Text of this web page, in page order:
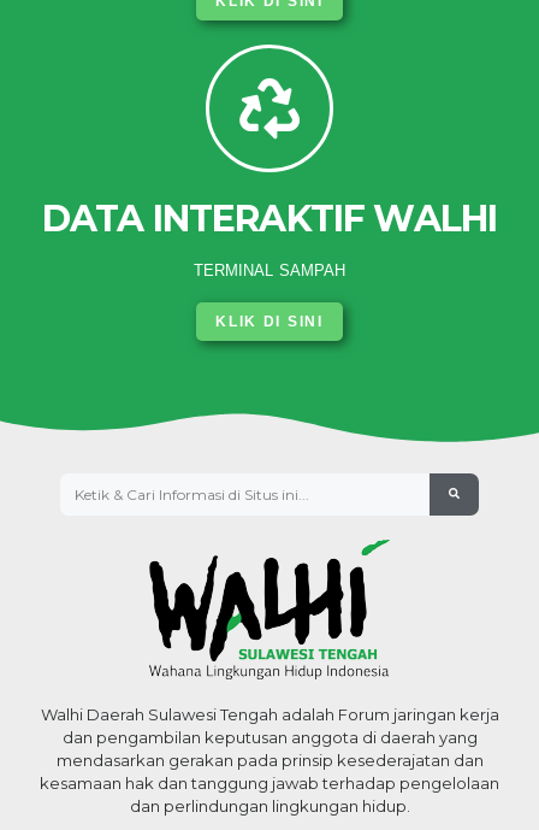
DATA INTERAKTIF WALHI
TERMINAL SAMPAH
KLIK DI SINI
Walhi Daerah Sulawesi Tengah adalah Forum jaringan kerja
dan pengambilan keputusan anggota di daerah yang
mendasarkan gerakan pada prinsip kesederajatan dan
kesamaan hak dan tanggung jawab terhadap pengelolaan
dan perlindungan lingkungan hidup.